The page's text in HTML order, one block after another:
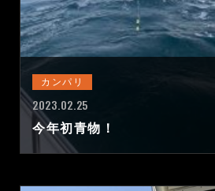
カンパリ
2023.02.25
今年初青物！